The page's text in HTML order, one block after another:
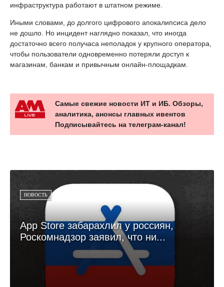
инфраструктура работают в штатном режиме.
Иными словами, до долгого цифрового апокалипсиса дело
не дошло. Но инцидент наглядно показал, что иногда
достаточно всего получаса неполадок у крупного оператора,
чтобы пользователи одновременно потеряли доступ к
магазинам, банкам и привычным онлайн-площадкам.
Самые свежие новости ИТ и ИБ. Обзоры,
аналитика, анонсы главных ивентов
Подписывайтесь на телеграм-канал!
НОВОСТЬ
App Store забарахлил у россиян,
Роскомнадзор заявил, что ни...